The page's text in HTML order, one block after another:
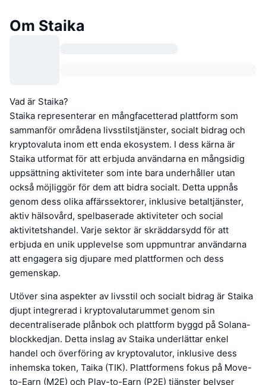
Om Staika
Vad är Staika?
Staika representerar en mångfacetterad plattform som
sammanför områdena livsstilstjänster, socialt bidrag och
kryptovaluta inom ett enda ekosystem. I dess kärna är
Staika utformat för att erbjuda användarna en mångsidig
uppsättning aktiviteter som inte bara underhåller utan
också möjliggör för dem att bidra socialt. Detta uppnås
genom dess olika affärssektorer, inklusive betaltjänster,
aktiv hälsovård, spelbaserade aktiviteter och social
aktivitetshandel. Varje sektor är skräddarsydd för att
erbjuda en unik upplevelse som uppmuntrar användarna
att engagera sig djupare med plattformen och dess
gemenskap.
Utöver sina aspekter av livsstil och socialt bidrag är Staika
djupt integrerad i kryptovalutarummet genom sin
decentraliserade plånbok och plattform byggd på Solana-
blockkedjan. Detta inslag av Staika underlättar enkel
handel och överföring av kryptovalutor, inklusive dess
inhemska token, Taika (TIK). Plattformens fokus på Move-
to-Earn (M2E) och Play-to-Earn (P2E) tjänster belyser